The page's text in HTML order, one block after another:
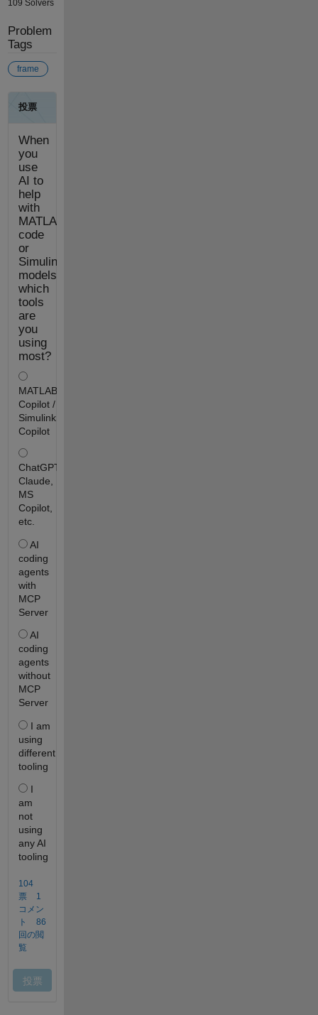
109 Solvers
Problem
Tags
frame